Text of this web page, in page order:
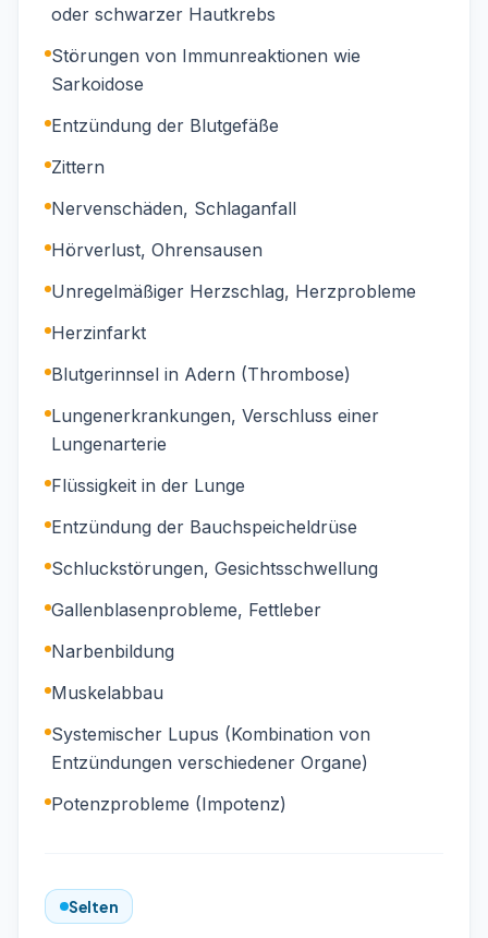
oder schwarzer Hautkrebs
Störungen von Immunreaktionen wie
Sarkoidose
Entzündung der Blutgefäße
Zittern
Nervenschäden, Schlaganfall
Hörverlust, Ohrensausen
Unregelmäßiger Herzschlag, Herzprobleme
Herzinfarkt
Blutgerinnsel in Adern (Thrombose)
Lungenerkrankungen, Verschluss einer
Lungenarterie
Flüssigkeit in der Lunge
Entzündung der Bauchspeicheldrüse
Schluckstörungen, Gesichtsschwellung
Gallenblasenprobleme, Fettleber
Narbenbildung
Muskelabbau
Systemischer Lupus (Kombination von
Entzündungen verschiedener Organe)
Potenzprobleme (Impotenz)
Selten